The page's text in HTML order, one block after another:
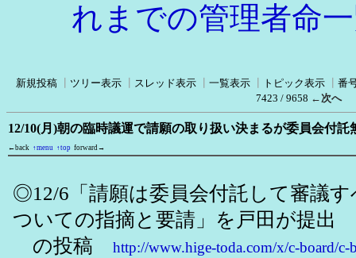
れまでの管理者命
新規投稿 ツリー表示 スレッド表示 一覧表示 トピック表示
番
7423 / 9658 ←次へ
12/10(月)朝の臨時議運で請願の取り扱い決まるが委員会付託
←back ↑menu ↑top forward→
◎12/6「請願は委員会付託して審議
ついての指摘と要請」を戸田が提出
の投稿
http://www.hige-toda.com/x/c-board/c-